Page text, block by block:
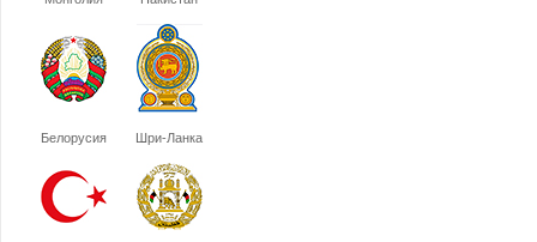
Белорусия Шри-Ланка